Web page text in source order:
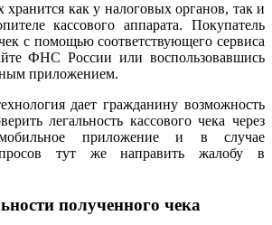
как у налоговых органов, так и
кассового аппарата. Покупатель
с помощью соответствующего сервиса
ФНС России или воспользовавшись
приложением.
дает гражданину возможность
легальность кассового чека через
мобильное приложение и в случае
тут же направить жалобу в
полученного чека